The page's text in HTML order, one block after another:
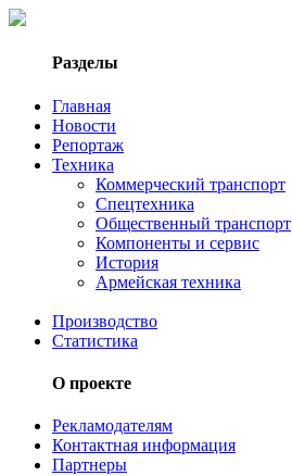
Разделы
Главная
Новости
Репортаж
Техника
Коммерческий транспорт
Спецтехника
Общественный транспорт
Компоненты и сервис
История
Армейская техника
Производство
Статистика
О проекте
Рекламодателям
Контактная информация
Партнеры